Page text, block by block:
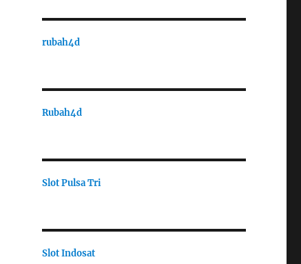
rubah4d
Rubah4d
Slot Pulsa Tri
Slot Indosat